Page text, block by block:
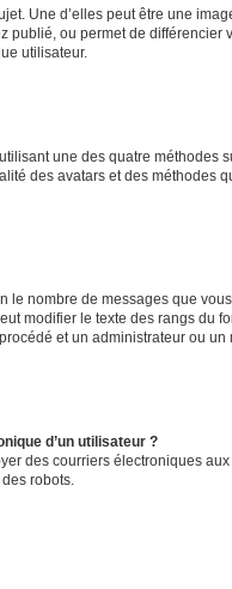
Une d’elles peut être une
ou permet de différencier
utilisateur.
une des quatre méthodes
des avatars et des
nombre de messages que
modifier le texte des rangs du
et un administrateur ou
d’un utilisateur ?
des courriers électroniques
robots.